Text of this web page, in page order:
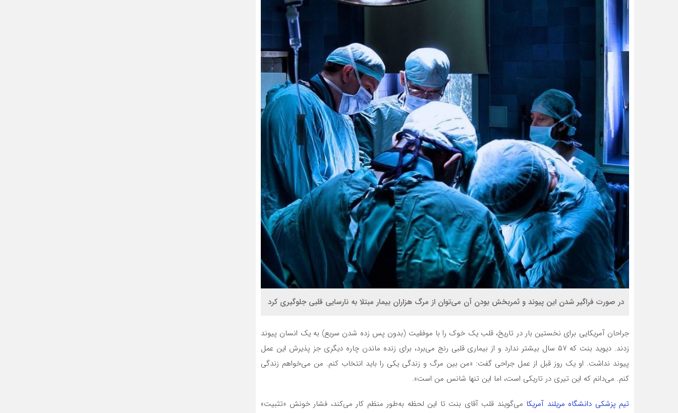
در صورت فراگیر شدن این پیوند و ثمربخش بودن آن می‌توان از مرگ هزاران بیمار مبتلا به نارسایی قلبی جلوگیری کرد
جراحان آمریکایی برای نخستین بار در تاریخ، قلب یک خوک را با موفقیت (بدون پس زده شدن سریع) به یک انسان پیوند
زدند. دیوید بنت که ۵۷ سال بیشتر ندارد و از بیماری قلبی رنج می‌برد، برای زنده ماندن چاره دیگری جز پذیرش این عمل
پیوند نداشت. او یک روز قبل از عمل جراحی گفت: «من بین مرگ و زندگی یکی را باید انتخاب کنم. من می‌خواهم زندگی
کنم. می‌دانم که این تیری در تاریکی است، اما این تنها شانس من است».
تیم پزشکی دانشگاه مریلند آمریکا می‌گویند قلب آقای بنت تا این لحظه به‌طور منظم کار می‌کند، فشار خونش «تثبیت»